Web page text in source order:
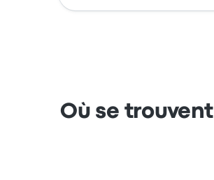
Où se